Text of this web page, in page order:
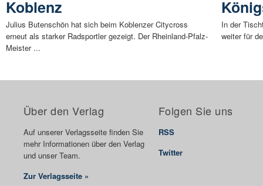
Koblenz
Julius Butenschön hat sich beim Koblenzer Citycross
erneut als starker Radsportler gezeigt. Der Rheinland-Pfalz-
Meister ...
In der
weiter für
Über den Verlag
Auf unserer Verlagsseite finden Sie
mehr Informationen über den Verlag
und unser Team.
Zur Verlagsseite »
Folgen Sie uns
RSS
Twitter